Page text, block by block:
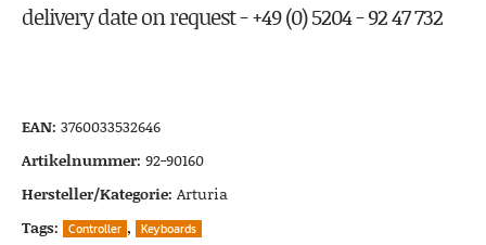
delivery date on request - +49 (0) 5204 - 92 47 732
EAN: 3760033532646
Artikelnummer: 92-90160
Hersteller/Kategorie: Arturia
Tags:
Controller , Keyboards